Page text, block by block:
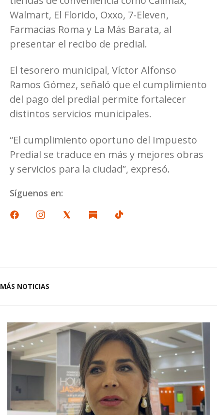
Walmart, El Florido, Oxxo, 7-Eleven,
Farmacias Roma y La Más Barata, al
presentar el recibo de predial.
El tesorero municipal, Víctor Alfonso
Ramos Gómez, señaló que el cumplimiento
del pago del predial permite fortalecer
distintos servicios municipales.
“El cumplimiento oportuno del Impuesto
Predial se traduce en más y mejores obras
y servicios para la ciudad”, expresó.
Síguenos en:
MÁS NOTICIAS